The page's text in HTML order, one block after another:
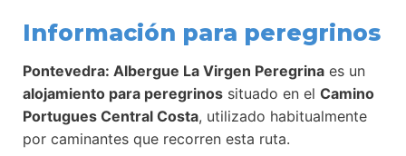
Información para peregrinos
Pontevedra: Albergue La Virgen Peregrina es un
alojamiento para peregrinos situado en el Camino
Portugues Central Costa, utilizado habitualmente
por caminantes que recorren esta ruta.